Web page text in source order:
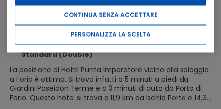
Forio - A 3,0 km dal centro
CON COLAZIONE
Via G. Mazzella 198, Forio 80075
Standard (Double)
La posizione di Hotel Punta Imperatore vicino alla spiaggia
a Forio è ottima. Si trova infatti a 5 minuti a piedi da
Giardini Poseidon Terme e a 3 minuti di auto da Porto di
Forio. Questo hotel si trova a 11,9 km da Ischia Porto e 14,3
CONTINUA SENZA ACCETTARE
PERSONALIZZA LA SCELTA